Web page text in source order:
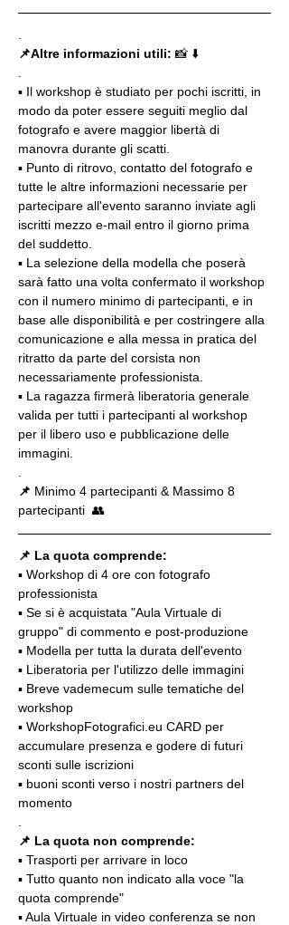
📌Altre informazioni utili: 📸 ⬇️
▪️ Il workshop è studiato per pochi iscritti, in
modo da poter essere seguiti meglio dal
fotografo e avere maggior libertà di
manovra durante gli scatti.
▪️ Punto di ritrovo, contatto del fotografo e
tutte le altre informazioni necessarie per
partecipare all'evento saranno inviate agli
iscritti mezzo e-mail entro il giorno prima
del suddetto.
▪️ La selezione della modella che poserà
sarà fatto una volta confermato il workshop
con il numero minimo di partecipanti, e in
base alle disponibilità e per costringere alla
comunicazione e alla messa in pratica del
ritratto da parte del corsista non
necessariamente professionista.
▪️ La ragazza firmerà liberatoria generale
valida per tutti i partecipanti al workshop
per il libero uso e pubblicazione delle
immagini.
📌 Minimo 4 partecipanti & Massimo 8
partecipanti  👥
📌 La quota comprende:
▪️ Workshop di 4 ore con fotografo
professionista
▪️ Se si è acquistata "Aula Virtuale di
gruppo" di commento e post-produzione
▪️ Modella per tutta la durata dell'evento
▪️ Liberatoria per l'utilizzo delle immagini
▪️ Breve vademecum sulle tematiche del
workshop
▪️ WorkshopFotografici.eu CARD per
accumulare presenza e godere di futuri
sconti sulle iscrizioni
▪️ buoni sconti verso i nostri partners del
momento
📌 La quota non comprende:
▪️ Trasporti per arrivare in loco
▪️ Tutto quanto non indicato alla voce "la
quota comprende"
▪️ Aula Virtuale in video conferenza se non